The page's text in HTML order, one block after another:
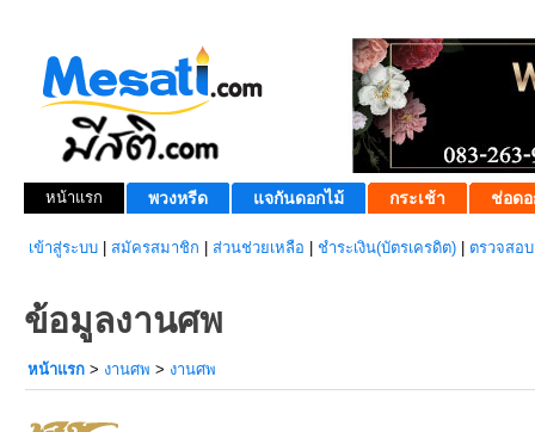
หน้าแรก พวงหรีด แจกันดอกไม้ กระเช้า ช่อดอ
เข้าสู่ระบบ สมัครสมาชิก ส่วนช่วยเหลือ ชำระเงิน(บัตรเครดิต) ตรวจสอ
ข้อมูลงานศพ
หน้าแรก > งานศพ > งานศพ